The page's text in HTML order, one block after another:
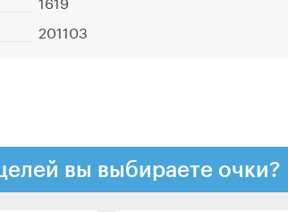
201103
вы выбираете очки?